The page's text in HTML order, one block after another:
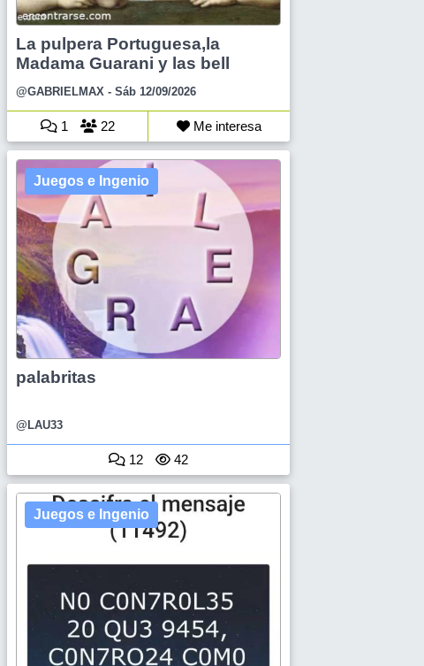
La pulpera Portuguesa,la
Madama Guarani y las bell
@GABRIELMAX - Sáb 12/09/2026
1 22 Me interesa
Juegos e Ingenio
palabritas
@LAU33
12 42
Juegos e Ingenio